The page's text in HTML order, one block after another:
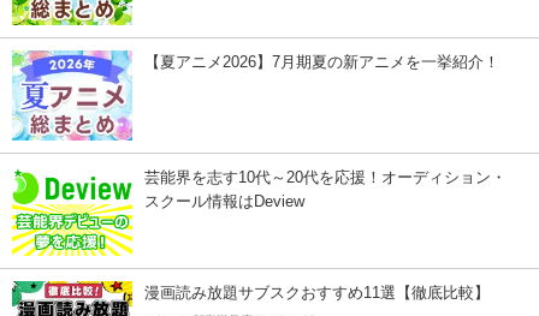
【夏アニメ2026】7月期夏の新アニメを一挙紹介！
芸能界を志す10代～20代を応援！オーディション・
スクール情報はDeview
漫画読み放題サブスクおすすめ11選【徹底比較】